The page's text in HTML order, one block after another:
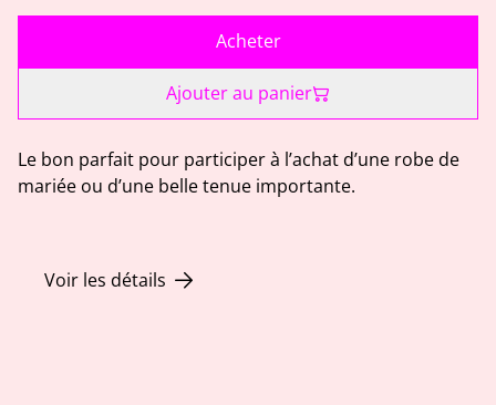
Acheter
Ajouter au panier
Le bon parfait pour participer à l’achat d’une robe de
mariée ou d’une belle tenue importante.
Voir les détails